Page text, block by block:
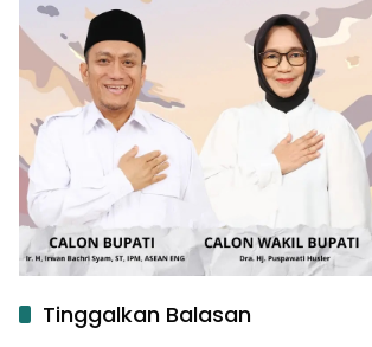
Tinggalkan Balasan